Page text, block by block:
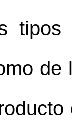
de